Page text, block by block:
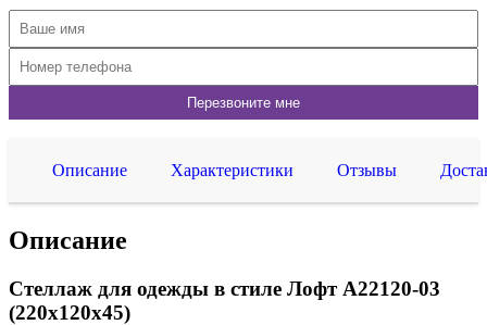
Описание Характеристики Отзывы
Описание
Стеллаж для одежды в стиле Лофт A22120-03
(220х120х45)